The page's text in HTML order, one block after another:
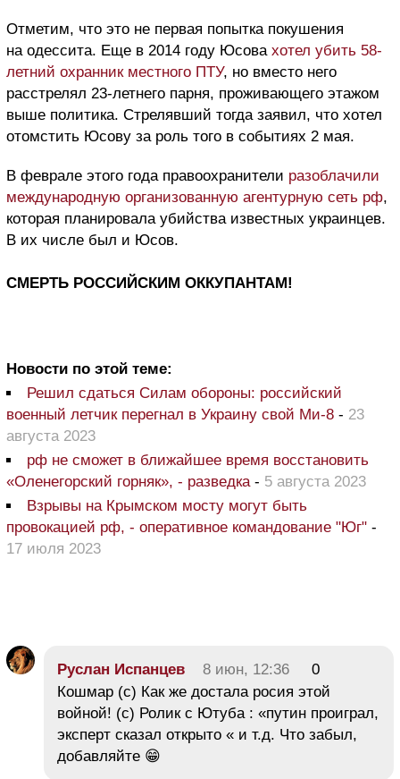
Отметим, что это не первая попытка покушения
на одессита. Еще в 2014 году Юсова хотел убить 58-
летний охранник местного ПТУ, но вместо него
расстрелял 23-летнего парня, проживающего этажом
выше политика. Стрелявший тогда заявил, что хотел
отомстить Юсову за роль того в событиях 2 мая.
В феврале этого года правоохранители разоблачили
международную организованную агентурную сеть рф,
которая планировала убийства известных украинцев.
В их числе был и Юсов.
СМЕРТЬ РОССИЙСКИМ ОККУПАНТАМ!
Новости по этой теме:
Решил сдаться Силам обороны: российский
военный летчик перегнал в Украину свой Ми-8 - 23
августа 2023
рф не сможет в ближайшее время восстановить
«Оленегорский горняк», - разведка - 5 августа 2023
Взрывы на Крымском мосту могут быть
провокацией рф, - оперативное командование "Юг" -
17 июля 2023
Руслан Испанцев 8 июн, 12:36
0
Кошмар (с) Как же достала росия этой
войной! (с) Ролик с Ютуба : «путин проиграл,
эксперт сказал открыто « и т.д. Что забыл,
добавляйте 😁